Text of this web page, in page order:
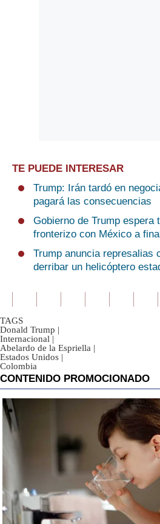
TE PUEDE INTERESAR
Trump: Irán tardó en
pagará las consecuencias
Gobierno de Trump espera
fronterizo con México a
Trump anuncia represalias
derribar un helicóptero
TAGS
Donald Trump |
Internacional |
Abelardo de la Espriella |
Estados Unidos |
Colombia